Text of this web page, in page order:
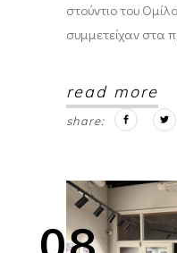
στούντιο του
συμμετείχαν στα
read more
share: